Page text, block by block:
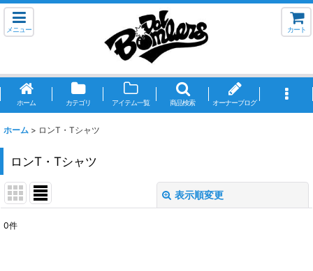
メニュー カート
ホーム カテゴリ アイテム一覧 商品検索 オーナーブログ
ホーム > ロンT・Tシャツ
ロンT・Tシャツ
表示順変更
0件